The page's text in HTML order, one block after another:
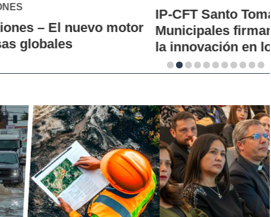
IP-CFT Santo Tomás y Red de Hubs
Municipales firman alianza para impulsar
la innovación en los territorios